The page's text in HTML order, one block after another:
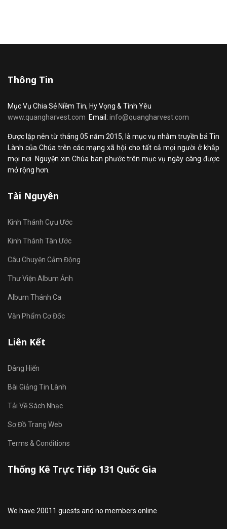
Thông Tin
Mục Vụ Chia Sẻ Niềm Tin, Hy Vọng & Tình Yêu
www.quangharvest.com Email: info@quangharvest.com
Được lập nên từ tháng 05 năm 2015, là mục vụ nhằm truyền bá Tin
Lành của Chúa trên các mạng xã hội cho tất cả mọi người ở khắp
mọi nơi. Nguyện xin Chúa ban phước trên mục vụ ngày càng được
mở rộng hơn.
Tài Nguyên
Kinh Thánh Cựu Ước
Kinh Thánh Tân Ước
Câu Chuyện Cảm Động
Thư Viện Album Ảnh
Album Thánh Ca
Văn Phẩm Cơ Đốc
Liên Kết
Dâng Hiến
Bài Giảng Tin Lành
Tải Về Sách Nhạc
Sơ Đồ Trang Web
Terms & Conditions
Thống Kê Trực Tiếp 131 Quốc Gia
We have 20011 guests and no members online